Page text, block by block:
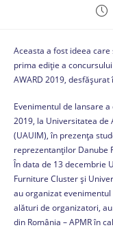
Aceasta a fost ideea
prima ediție a concursului
AWARD 2019,
Evenimentul de lansare
2019, la Universitatea de
(UAUIM), în prezența
reprezentanților Danube
În data de 13 decembrie
Furniture Cluster și
au organizat
alături de organizatori,
din România – APMR în